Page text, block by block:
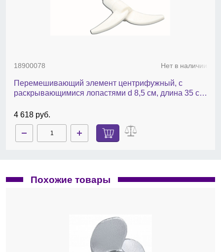
18900078 Нет в наличии
Перемешивающий элемент центрифужный, с
раскрывающимися лопастями d 8,5 cм, длина 35 cм,
4 618 руб.
Похожие товары